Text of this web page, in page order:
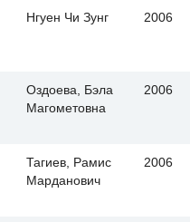
Нгуен Чи Зунг 2006
Оздоева, Бэла
Магометовна
2006
Тагиев, Рамис
Марданович
2006